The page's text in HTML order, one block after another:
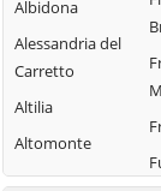
Albidona
Alessandria del
Carretto
Altilia
Altomonte
Amantea